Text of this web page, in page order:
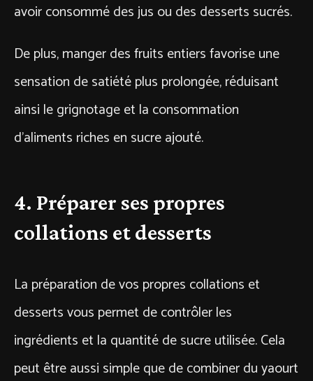
avoir consommé des jus ou des desserts sucrés.
De plus, manger des fruits entiers favorise une
sensation de satiété plus prolongée, réduisant
ainsi le grignotage et la consommation
d’aliments riches en sucre ajouté.
4. Préparer ses propres
collations et desserts
La préparation de vos propres collations et
desserts vous permet de contrôler les
ingrédients et la quantité de sucre utilisée. Cela
peut être aussi simple que de combiner du yaourt